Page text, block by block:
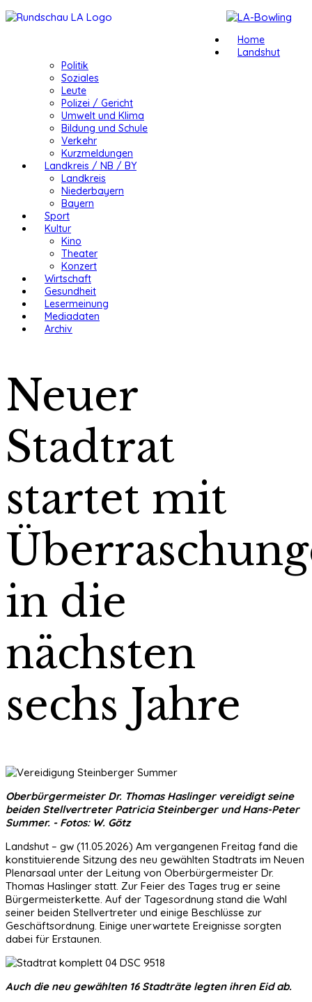
Home
Landshut
Politik
Soziales
Leute
Polizei / Gericht
Umwelt und Klima
Bildung und Schule
Verkehr
Kurzmeldungen
Landkreis / NB / BY
Landkreis
Niederbayern
Bayern
Sport
Kultur
Kino
Theater
Konzert
Wirtschaft
Gesundheit
Lesermeinung
Mediadaten
Archiv
Neuer
Stadtrat
startet mit
in die
nächsten
sechs Jahre
Oberbürgermeister Dr. Thomas Haslinger vereidigt seine
beiden Stellvertreter Patricia Steinberger und Hans-Peter
Summer. - Fotos: W. Götz
Landshut – gw (11.05.2026) Am vergangenen Freitag fand die
konstituierende Sitzung des neu gewählten Stadtrats im Neuen
Plenarsaal unter der Leitung von Oberbürgermeister Dr.
Thomas Haslinger statt. Zur Feier des Tages trug er seine
Bürgermeisterkette. Auf der Tagesordnung stand die Wahl
seiner beiden Stellvertreter und einige Beschlüsse zur
Geschäftsordnung. Einige unerwartete Ereignisse sorgten
dabei für Erstaunen.
Auch die neu gewählten 16 Stadträte legten ihren Eid ab.